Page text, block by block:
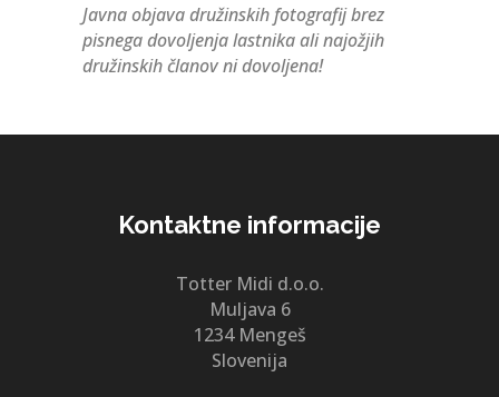
Javna objava družinskih fotografij brez
pisnega dovoljenja lastnika ali najožjih
družinskih članov ni dovoljena!
Kontaktne informacije
Totter Midi d.o.o.
Muljava 6
1234 Mengeš
Slovenija